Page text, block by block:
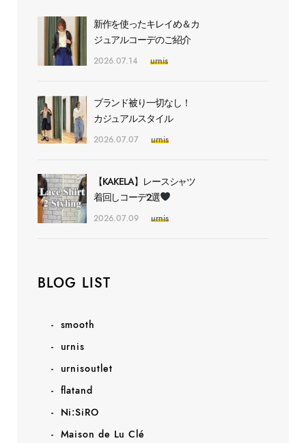
新作を使ったキレイめ＆カ
ジュアルコーデのご紹介
2026.07.14 urnis
ブランド被り一切なし！
カジュアルスタイル
2026.07.07 urnis
【KAKELA】レースシャツ
着回しコーデ2選
2026.07.09 urnis
BLOG LIST
smooth
urnis
urnisoutlet
flatand
Ni:SiRO
Maison de Lu Clé